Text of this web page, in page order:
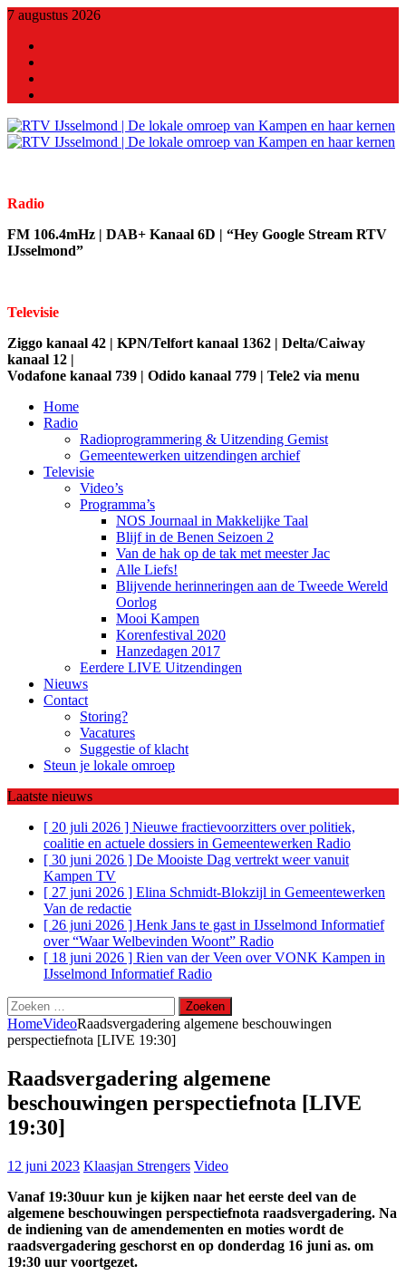
7 augustus 2026
Radio
FM 106.4mHz | DAB+ Kanaal 6D | “Hey Google Stream RTV
IJsselmond”
Televisie
Ziggo kanaal 42 | KPN/Telfort kanaal 1362 | Delta/Caiway
kanaal 12 |
Vodafone kanaal 739 | Odido kanaal 779 | Tele2 via menu
Home
Radio
Radioprogrammering & Uitzending Gemist
Gemeentewerken uitzendingen archief
Televisie
Video’s
Programma’s
NOS Journaal in Makkelijke Taal
Blijf in de Benen Seizoen 2
Van de hak op de tak met meester Jac
Alle Liefs!
Blijvende herinneringen aan de Tweede Wereld
Oorlog
Mooi Kampen
Korenfestival 2020
Hanzedagen 2017
Eerdere LIVE Uitzendingen
Nieuws
Contact
Storing?
Vacatures
Suggestie of klacht
Steun je lokale omroep
Laatste nieuws
[ 20 juli 2026 ] Nieuwe fractievoorzitters over politiek,
coalitie en actuele dossiers in Gemeentewerken Radio
[ 30 juni 2026 ] De Mooiste Dag vertrekt weer vanuit
Kampen TV
[ 27 juni 2026 ] Elina Schmidt-Blokzijl in Gemeentewerken
Van de redactie
[ 26 juni 2026 ] Henk Jans te gast in IJsselmond Informatief
over “Waar Welbevinden Woont” Radio
[ 18 juni 2026 ] Rien van der Veen over VONK Kampen in
IJsselmond InformatiefRadio
Zoeken
naar:
HomeVideoRaadsvergadering algemene beschouwingen
perspectiefnota [LIVE 19:30]
Raadsvergadering algemene
beschouwingen perspectiefnota [LIVE
19:30]
12 juni 2023 Klaasjan Strengers Video
Vanaf 19:30uur kun je kijken naar het eerste deel van de
algemene beschouwingen perspectiefnota raadsvergadering. Na
de indiening van de amendementen en moties wordt de
raadsvergadering geschorst en op donderdag 16 juni as. om
19:30 uur voortgezet.